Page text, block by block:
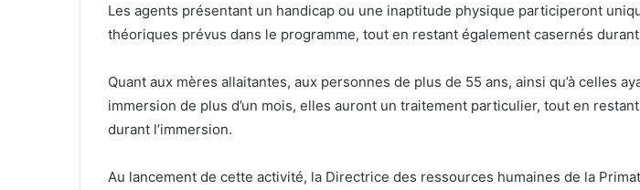
‎Les agents présentant un handicap ou une inaptitude physique participeront
théoriques prévus dans le programme, tout en restant également casernés durant
‎Quant aux mères allaitantes, aux personnes de plus de 55 ans, ainsi qu’à celles
immersion de plus d’un mois, elles auront un traitement particulier, tout en
durant l’immersion.
‎Au lancement de cette activité, la Directrice des ressources humaines de la